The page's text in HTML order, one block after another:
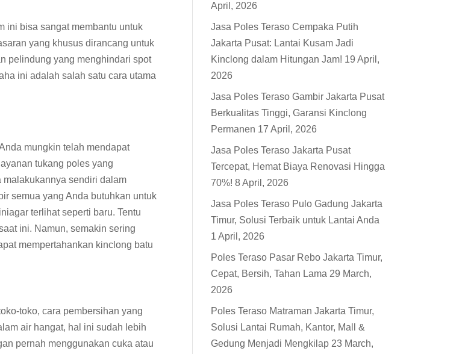
ini bisa sangat membantu untuk
yang khusus dirancang untuk
pelindung yang menghindari spot
ini adalah salah satu cara utama
mungkin telah mendapat
tukang poles yang
malakukannya sendiri dalam
semua yang Anda butuhkan untuk
terlihat seperti baru. Tentu
ini. Namun, semakin sering
mempertahankan kinclong batu
toko, cara pembersihan yang
air hangat, hal ini sudah lebih
pernah menggunakan cuka atau
April, 2026
Jasa Poles Teraso Cempaka Putih
Jakarta Pusat: Lantai Kusam Jadi
Kinclong dalam Hitungan Jam! 19 April,
2026
Jasa Poles Teraso Gambir Jakarta Pusat
Berkualitas Tinggi, Garansi Kinclong
Permanen 17 April, 2026
Jasa Poles Teraso Jakarta Pusat
Tercepat, Hemat Biaya Renovasi Hingga
70%! 8 April, 2026
Jasa Poles Teraso Pulo Gadung Jakarta
Timur, Solusi Terbaik untuk Lantai Anda
1 April, 2026
Poles Teraso Pasar Rebo Jakarta Timur,
Cepat, Bersih, Tahan Lama 29 March,
2026
Poles Teraso Matraman Jakarta Timur,
Solusi Lantai Rumah, Kantor, Mall &
Gedung Menjadi Mengkilap 23 March,